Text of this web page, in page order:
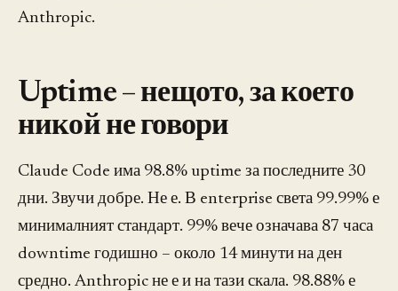
Anthropic.
Uptime – нещото, за което
никой не говори
Claude Code има 98.8% uptime за последните 30
дни. Звучи добре. Не е. В enterprise света 99.99% е
минималният стандарт. 99% вече означава 87 часа
downtime годишно – около 14 минути на ден
средно. Anthropic не е и на тази скала. 98.88% е